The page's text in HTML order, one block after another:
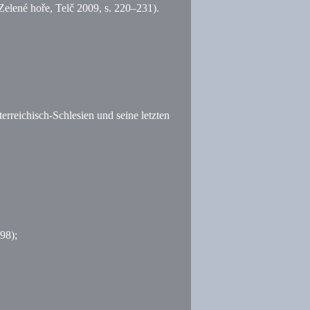
hoře, Telč 2009, s. 220–231).
Schlesien und seine letzten